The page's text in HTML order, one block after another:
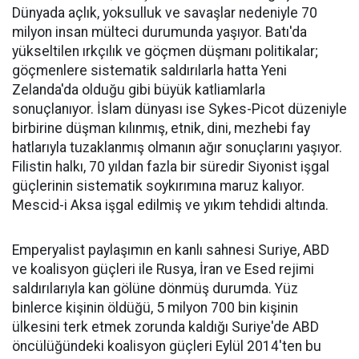
Dünyada açlık, yoksulluk ve savaşlar nedeniyle 70
milyon insan mülteci durumunda yaşıyor. Batı'da
yükseltilen ırkçılık ve göçmen düşmanı politikalar;
göçmenlere sistematik saldırılarla hatta Yeni
Zelanda'da olduğu gibi büyük katliamlarla
sonuçlanıyor. İslam dünyası ise Sykes-Picot düzeniyle
birbirine düşman kılınmış, etnik, dini, mezhebi fay
hatlarıyla tuzaklanmış olmanın ağır sonuçlarını yaşıyor.
Filistin halkı, 70 yıldan fazla bir süredir Siyonist işgal
güçlerinin sistematik soykırımına maruz kalıyor.
Mescid-i Aksa işgal edilmiş ve yıkım tehdidi altında.
Emperyalist paylaşımın en kanlı sahnesi Suriye, ABD
ve koalisyon güçleri ile Rusya, İran ve Esed rejimi
saldırılarıyla kan gölüne dönmüş durumda. Yüz
binlerce kişinin öldüğü, 5 milyon 700 bin kişinin
ülkesini terk etmek zorunda kaldığı Suriye'de ABD
öncülüğündeki koalisyon güçleri Eylül 2014'ten bu